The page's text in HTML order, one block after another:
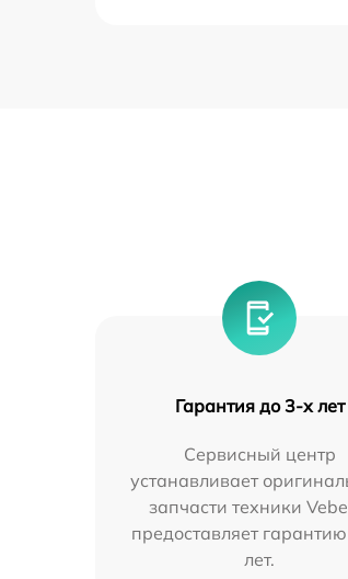
Гарантия до 3-х лет
Сервисный центр
устанавливает
запчасти техники
предоставляет
лет.